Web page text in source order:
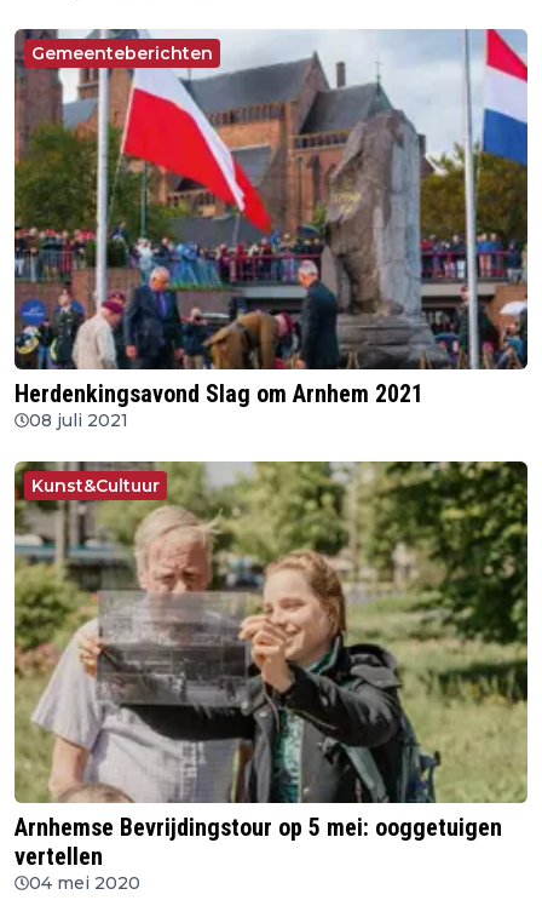
Gemeenteberichten
Herdenkingsavond Slag om Arnhem 2021
08 juli 2021
Kunst&Cultuur
Arnhemse Bevrijdingstour op 5 mei: ooggetuigen
vertellen
04 mei 2020